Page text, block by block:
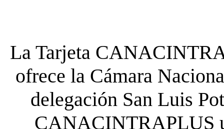
La Tarjeta
ofrece la Cámara
delegación San Luis
CANACINTRAPLUS